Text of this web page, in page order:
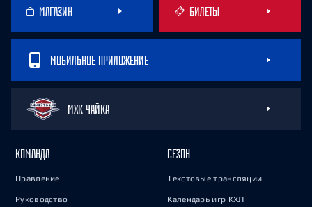
МАГАЗИН БИЛЕТЫ
МОБИЛЬНОЕ ПРИЛОЖЕНИЕ
МХК ЧАЙКА
КОМАНДА
Правление
Руководство
СЕЗОН
Текстовые трансляции
Календарь игр КХЛ